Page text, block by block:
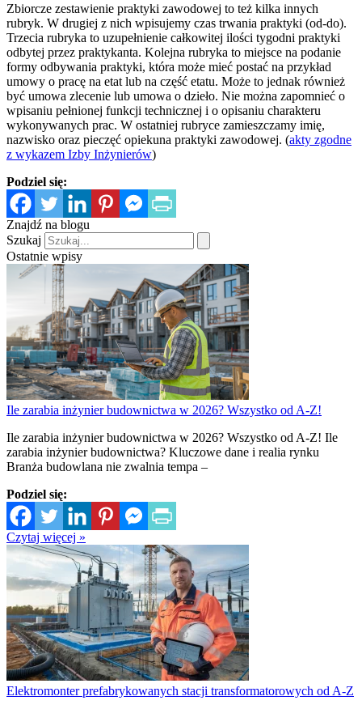
Zbiorcze zestawienie praktyki zawodowej to też kilka innych
rubryk. W drugiej z nich wpisujemy czas trwania praktyki (od-do).
Trzecia rubryka to uzupełnienie całkowitej ilości tygodni praktyki
odbytej przez praktykanta. Kolejna rubryka to miejsce na podanie
formy odbywania praktyki, która może mieć postać na przykład
umowy o pracę na etat lub na część etatu. Może to jednak również
być umowa zlecenie lub umowa o dzieło. Nie można zapomnieć o
wpisaniu pełnionej funkcji technicznej i o opisaniu charakteru
wykonywanych prac. W ostatniej rubryce zamieszczamy imię,
nazwisko oraz pieczęć opiekuna praktyki zawodowej. (akty zgodne
z wykazem Izby Inżynierów)
Podziel się:
Znajdź na blogu
Szukaj
Ostatnie wpisy
Ile zarabia inżynier budownictwa w 2026? Wszystko od A-Z!
Ile zarabia inżynier budownictwa w 2026? Wszystko od A-Z! Ile
zarabia inżynier budownictwa? Kluczowe dane i realia rynku
Branża budowlana nie zwalnia tempa –
Podziel się:
Czytaj więcej »
Elektromonter prefabrykowanych stacji transformatorowych od A-Z